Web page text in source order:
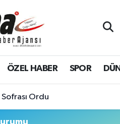
ÖZEL HABER SPOR
Ordu